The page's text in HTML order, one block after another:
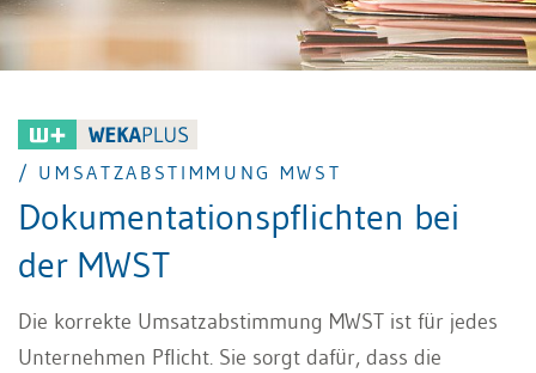
/ UMSATZABSTIMMUNG MWST
Dokumentationspflichten bei
der MWST
Die korrekte Umsatzabstimmung MWST ist für jedes
Unternehmen Pflicht. Sie sorgt dafür, dass die